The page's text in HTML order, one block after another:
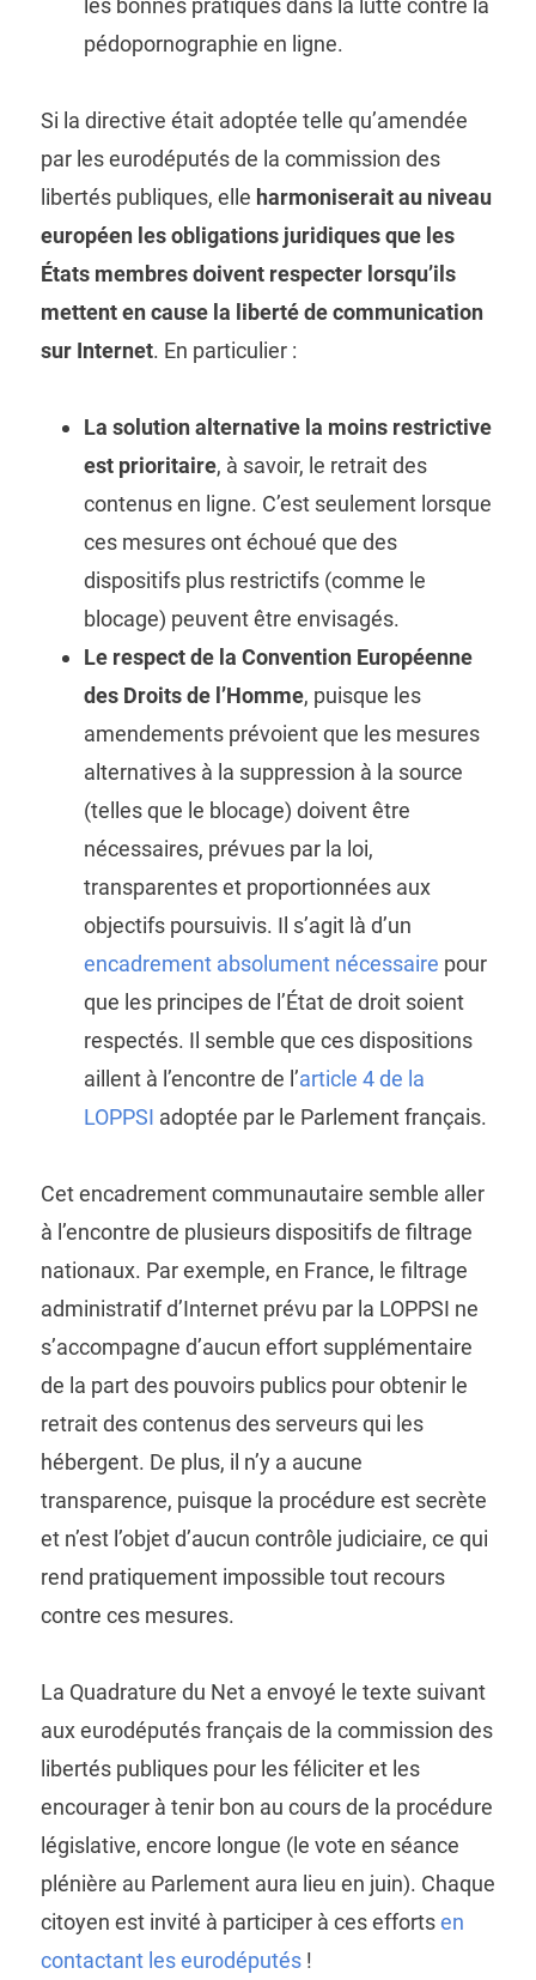
pédopornographie en ligne.
Si la directive était adoptée telle qu’amendée
par les eurodéputés de la commission des
libertés publiques, elle harmoniserait au niveau
européen les obligations juridiques que les
États membres doivent respecter lorsqu’ils
mettent en cause la liberté de communication
sur Internet. En particulier :
La solution alternative la moins restrictive
est prioritaire, à savoir, le retrait des
contenus en ligne. C’est seulement lorsque
ces mesures ont échoué que des
dispositifs plus restrictifs (comme le
blocage) peuvent être envisagés.
Le respect de la Convention Européenne
des Droits de l’Homme, puisque les
amendements prévoient que les mesures
alternatives à la suppression à la source
(telles que le blocage) doivent être
nécessaires, prévues par la loi,
transparentes et proportionnées aux
objectifs poursuivis. Il s’agit là d’un
encadrement absolument nécessaire pour
que les principes de l’État de droit soient
respectés. Il semble que ces dispositions
aillent à l’encontre de l’article 4 de la
LOPPSI adoptée par le Parlement français.
Cet encadrement communautaire semble aller
à l’encontre de plusieurs dispositifs de filtrage
nationaux. Par exemple, en France, le filtrage
administratif d’Internet prévu par la LOPPSI ne
s’accompagne d’aucun effort supplémentaire
de la part des pouvoirs publics pour obtenir le
retrait des contenus des serveurs qui les
hébergent. De plus, il n’y a aucune
transparence, puisque la procédure est secrète
et n’est l’objet d’aucun contrôle judiciaire, ce qui
rend pratiquement impossible tout recours
contre ces mesures.
La Quadrature du Net a envoyé le texte suivant
aux eurodéputés français de la commission des
libertés publiques pour les féliciter et les
encourager à tenir bon au cours de la procédure
législative, encore longue (le vote en séance
plénière au Parlement aura lieu en juin). Chaque
citoyen est invité à participer à ces effortsen
contactant les eurodéputés!